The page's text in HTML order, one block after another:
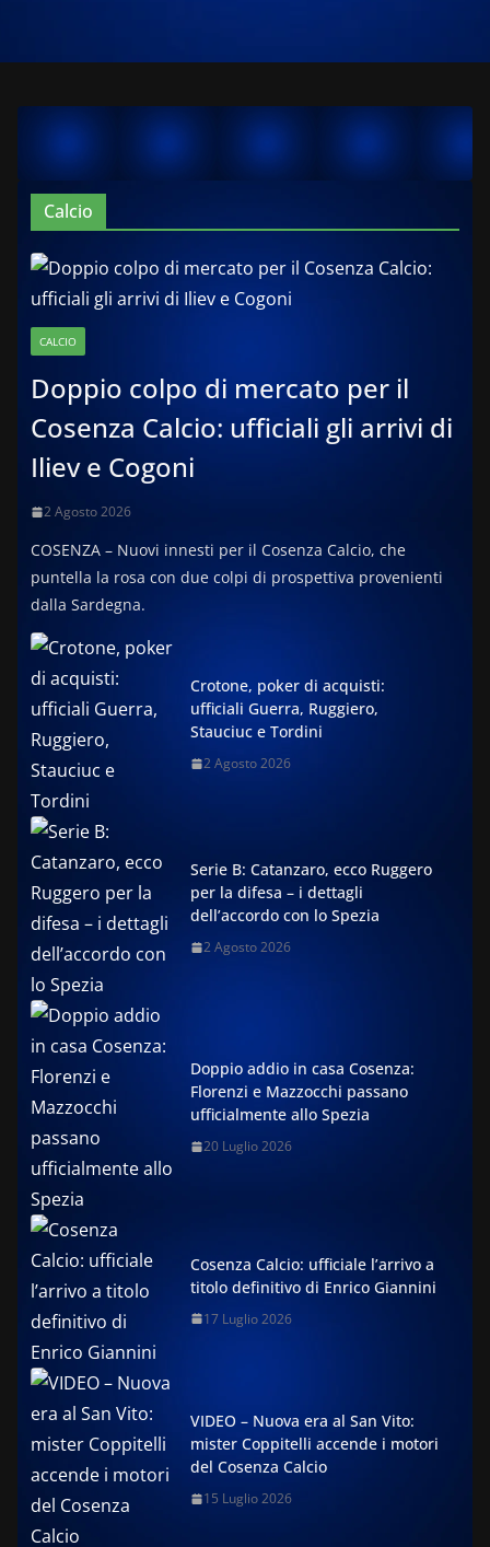
Calcio
CALCIO
Doppio colpo di mercato per il
Cosenza Calcio: ufficiali gli arrivi di
Iliev e Cogoni
2 Agosto 2026
COSENZA – Nuovi innesti per il Cosenza Calcio, che
puntella la rosa con due colpi di prospettiva provenienti
dalla Sardegna.
Crotone, poker di acquisti:
ufficiali Guerra, Ruggiero,
Stauciuc e Tordini
2 Agosto 2026
Serie B: Catanzaro, ecco Ruggero
per la difesa – i dettagli
dell’accordo con lo Spezia
2 Agosto 2026
Doppio addio in casa Cosenza:
Florenzi e Mazzocchi passano
ufficialmente allo Spezia
20 Luglio 2026
Cosenza Calcio: ufficiale l’arrivo a
titolo definitivo di Enrico Giannini
17 Luglio 2026
VIDEO – Nuova era al San Vito:
mister Coppitelli accende i motori
del Cosenza Calcio
15 Luglio 2026